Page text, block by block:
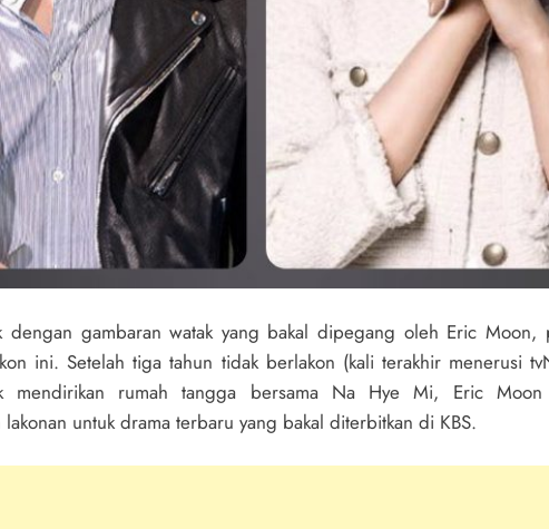
dengan gambaran watak yang bakal dipegang oleh Eric Moon,
ini. Setelah tiga tahun tidak berlakon (kali terakhir menerusi
rumah tangga bersama Na Hye Mi, Eric Moon
untuk drama terbaru yang bakal diterbitkan di KBS.